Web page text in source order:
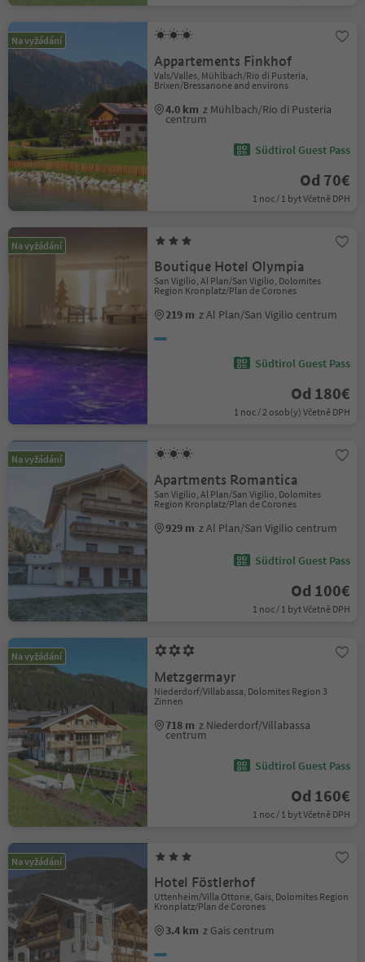
Na vyžádání
Appartements Finkhof
Vals/Valles, Mühlbach/Rio di Pusteria,
Brixen/Bressanone and environs
4.0 km z Mühlbach/Rio di Pusteria
centrum
Südtirol Guest Pass
Od 70€
1 noc / 1 byt Včetně DPH
Na vyžádání
Boutique Hotel Olympia
San Vigilio, Al Plan/San Vigilio, Dolomites
Region Kronplatz/Plan de Corones
219 m z Al Plan/San Vigilio centrum
Südtirol Guest Pass
Od 180€
1 noc / 2 osob(y) Včetně DPH
Na vyžádání
Apartments Romantica
San Vigilio, Al Plan/San Vigilio, Dolomites
Region Kronplatz/Plan de Corones
929 m z Al Plan/San Vigilio centrum
Südtirol Guest Pass
Od 100€
1 noc / 1 byt Včetně DPH
Na vyžádání
Metzgermayr
Niederdorf/Villabassa, Dolomites Region 3
Zinnen
718 m z Niederdorf/Villabassa
centrum
Südtirol Guest Pass
Od 160€
1 noc / 1 byt Včetně DPH
Na vyžádání
Hotel Föstlerhof
Uttenheim/Villa Ottone, Gais, Dolomites Region
Kronplatz/Plan de Corones
3.4 km z Gais centrum